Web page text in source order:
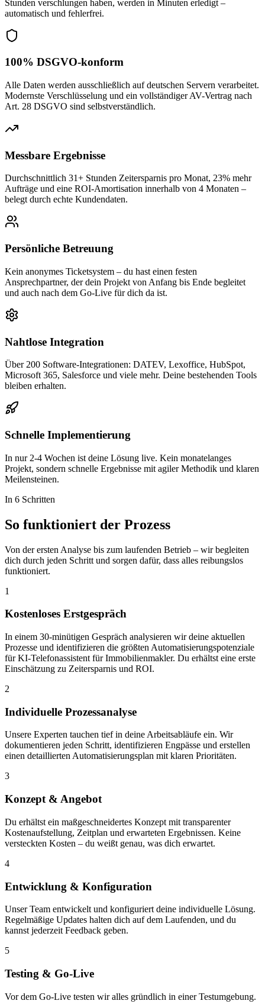
Stunden verschlungen haben, werden in Minuten erledigt –
automatisch und fehlerfrei.
100% DSGVO-konform
Alle Daten werden ausschließlich auf deutschen Servern verarbeitet.
Modernste Verschlüsselung und ein vollständiger AV-Vertrag nach
Art. 28 DSGVO sind selbstverständlich.
Messbare Ergebnisse
Durchschnittlich 31+ Stunden Zeitersparnis pro Monat, 23% mehr
Aufträge und eine ROI-Amortisation innerhalb von 4 Monaten –
belegt durch echte Kundendaten.
Persönliche Betreuung
Kein anonymes Ticketsystem – du hast einen festen
Ansprechpartner, der dein Projekt von Anfang bis Ende begleitet
und auch nach dem Go-Live für dich da ist.
Nahtlose Integration
Über 200 Software-Integrationen: DATEV, Lexoffice, HubSpot,
Microsoft 365, Salesforce und viele mehr. Deine bestehenden Tools
bleiben erhalten.
Schnelle Implementierung
In nur 2-4 Wochen ist deine Lösung live. Kein monatelanges
Projekt, sondern schnelle Ergebnisse mit agiler Methodik und klaren
Meilensteinen.
In 6 Schritten
So funktioniert der Prozess
Von der ersten Analyse bis zum laufenden Betrieb – wir begleiten
dich durch jeden Schritt und sorgen dafür, dass alles reibungslos
funktioniert.
1
Kostenloses Erstgespräch
In einem 30-minütigen Gespräch analysieren wir deine aktuellen
Prozesse und identifizieren die größten Automatisierungspotenziale
für KI-Telefonassistent für Immobilienmakler. Du erhältst eine erste
Einschätzung zu Zeitersparnis und ROI.
2
Individuelle Prozessanalyse
Unsere Experten tauchen tief in deine Arbeitsabläufe ein. Wir
dokumentieren jeden Schritt, identifizieren Engpässe und erstellen
einen detaillierten Automatisierungsplan mit klaren Prioritäten.
3
Konzept & Angebot
Du erhältst ein maßgeschneidertes Konzept mit transparenter
Kostenaufstellung, Zeitplan und erwarteten Ergebnissen. Keine
versteckten Kosten – du weißt genau, was dich erwartet.
4
Entwicklung & Konfiguration
Unser Team entwickelt und konfiguriert deine individuelle Lösung.
Regelmäßige Updates halten dich auf dem Laufenden, und du
kannst jederzeit Feedback geben.
5
Testing & Go-Live
Vor dem Go-Live testen wir alles gründlich in einer Testumgebung.